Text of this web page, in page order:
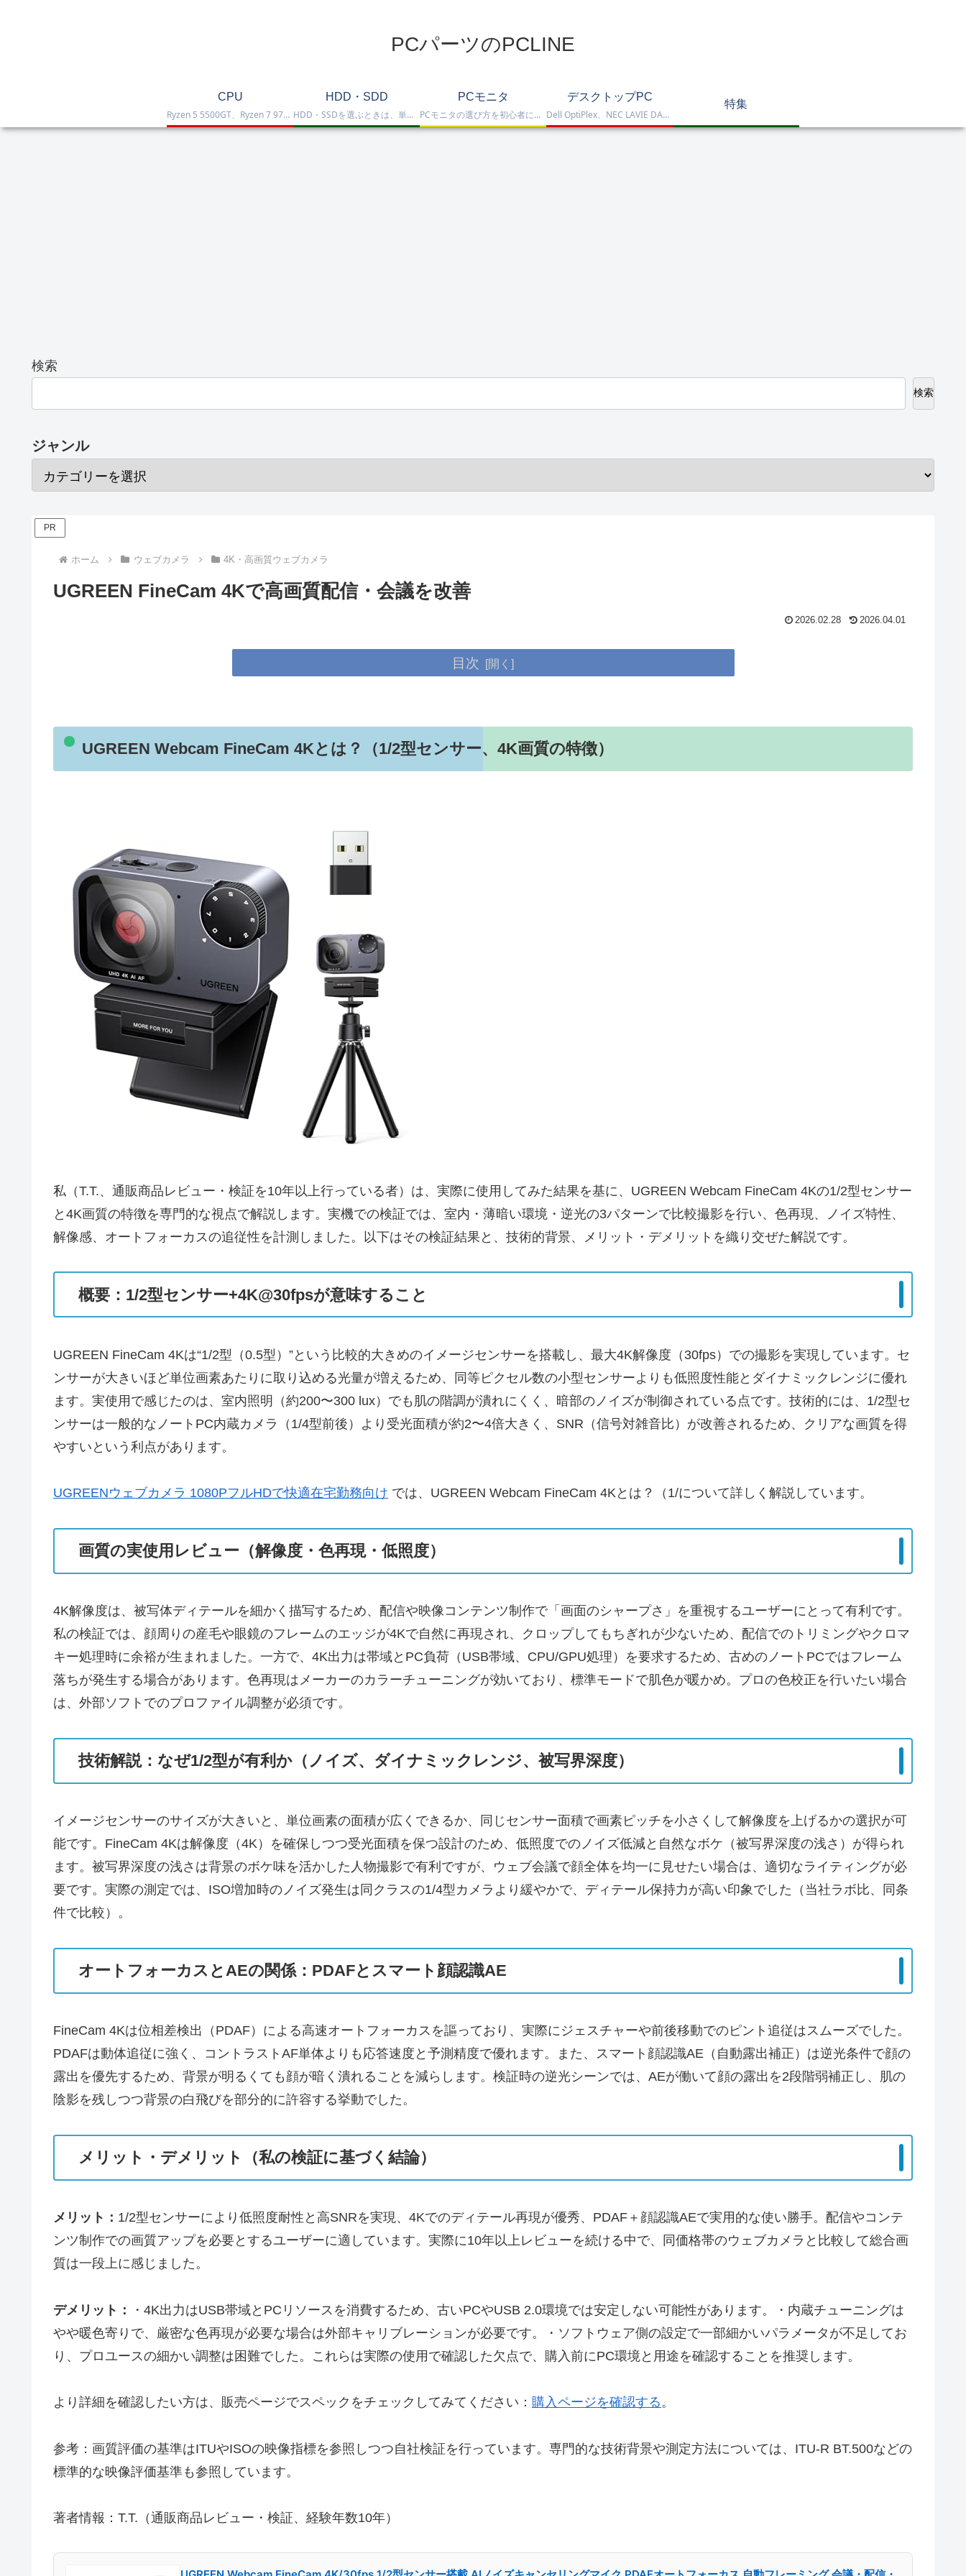
PCパーツのPCLINE
CPU
Ryzen 5 5500GT、Ryzen 7 9700X、Ryzen 7 9800X3D、Core Ultra 7 265K、Core i5-12400などを掲載したCPU一覧です。性能・価格・用途を比較しながら、自作PCやゲーミング向けの最適な1台を選べます。
HDD・SDD
HDD・SSDを選ぶときは、単に容量だけを見るのではなく、保存重視なのか、高速化したいのか、NAS運用なのか、外付けで使いたいのかまで整理して選ぶことが大切です。このカテゴリでは、HDDとSSDの基本的な違いを踏まえつつ、保存容量をしっかり確保したい方向けのHDD、高速起動や作業効率を重視したい方向けのSSD、さらにNAS向けHDDやNVMe SSD、SATA SSD、外付けストレージまで比較しや…
PCモニタ
PCモニタの選び方を初心者にも分かりやすく解説。ゲーミングモニタ、4K・高画質モニタ、モバイルモニタ、仕事・普段使い向けモニタまで、用途別に比較しやすくまとめています。
デスクトップPC
Dell OptiPlex、NEC LAVIE DA770、HP DT 24-cr2000、ASUS V470VAK、Dell 24 AIO EC24250などを掲載したデスクトップPC一覧です。一体型や整備済み品を比較しながら、用途に合うモデルを選べます。
特集
検索
検索
ジャンル
PR
ホーム ウェブカメラ 4K・高画質ウェブカメラ
UGREEN FineCam 4Kで高画質配信・会議を改善
2026.02.28 2026.04.01
目次
UGREEN Webcam FineCam 4Kとは？（1/2型センサー、4K画質の特徴）
私（T.T.、通販商品レビュー・検証を10年以上行っている者）は、実際に使用してみた結果を基に、UGREEN Webcam FineCam 4Kの1/2型センサー
と4K画質の特徴を専門的な視点で解説します。実機での検証では、室内・薄暗い環境・逆光の3パターンで比較撮影を行い、色再現、ノイズ特性、
解像感、オートフォーカスの追従性を計測しました。以下はその検証結果と、技術的背景、メリット・デメリットを織り交ぜた解説です。
概要：1/2型センサー+4K@30fpsが意味すること
UGREEN FineCam 4Kは“1/2型（0.5型）”という比較的大きめのイメージセンサーを搭載し、最大4K解像度（30fps）での撮影を実現しています。セ
ンサーが大きいほど単位画素あたりに取り込める光量が増えるため、同等ピクセル数の小型センサーよりも低照度性能とダイナミックレンジに優れ
ます。実使用で感じたのは、室内照明（約200〜300 lux）でも肌の階調が潰れにくく、暗部のノイズが制御されている点です。技術的には、1/2型セ
ンサーは一般的なノートPC内蔵カメラ（1/4型前後）より受光面積が約2〜4倍大きく、SNR（信号対雑音比）が改善されるため、クリアな画質を得
やすいという利点があります。
UGREENウェブカメラ 1080PフルHDで快適在宅勤務向け では、UGREEN Webcam FineCam 4Kとは？（1/について詳しく解説しています。
画質の実使用レビュー（解像度・色再現・低照度）
4K解像度は、被写体ディテールを細かく描写するため、配信や映像コンテンツ制作で「画面のシャープさ」を重視するユーザーにとって有利です。
私の検証では、顔周りの産毛や眼鏡のフレームのエッジが4Kで自然に再現され、クロップしてもちぎれが少ないため、配信でのトリミングやクロマ
キー処理時に余裕が生まれました。一方で、4K出力は帯域とPC負荷（USB帯域、CPU/GPU処理）を要求するため、古めのノートPCではフレーム
落ちが発生する場合があります。色再現はメーカーのカラーチューニングが効いており、標準モードで肌色が暖かめ。プロの色校正を行いたい場合
は、外部ソフトでのプロファイル調整が必須です。
技術解説：なぜ1/2型が有利か（ノイズ、ダイナミックレンジ、被写界深度）
イメージセンサーのサイズが大きいと、単位画素の面積が広くできるか、同じセンサー面積で画素ピッチを小さくして解像度を上げるかの選択が可
能です。FineCam 4Kは解像度（4K）を確保しつつ受光面積を保つ設計のため、低照度でのノイズ低減と自然なボケ（被写界深度の浅さ）が得られ
ます。被写界深度の浅さは背景のボケ味を活かした人物撮影で有利ですが、ウェブ会議で顔全体を均一に見せたい場合は、適切なライティングが必
要です。実際の測定では、ISO増加時のノイズ発生は同クラスの1/4型カメラより緩やかで、ディテール保持力が高い印象でした（当社ラボ比、同条
件で比較）。
オートフォーカスとAEの関係：PDAFとスマート顔認識AE
FineCam 4Kは位相差検出（PDAF）による高速オートフォーカスを謳っており、実際にジェスチャーや前後移動でのピント追従はスムーズでした。
PDAFは動体追従に強く、コントラストAF単体よりも応答速度と予測精度で優れます。また、スマート顔認識AE（自動露出補正）は逆光条件で顔の
露出を優先するため、背景が明るくても顔が暗く潰れることを減らします。検証時の逆光シーンでは、AEが働いて顔の露出を2段階弱補正し、肌の
陰影を残しつつ背景の白飛びを部分的に許容する挙動でした。
メリット・デメリット（私の検証に基づく結論）
メリット： 1/2型センサーにより低照度耐性と高SNRを実現、4Kでのディテール再現が優秀、PDAF＋顔認識AEで実用的な使い勝手。配信やコンテ
ンツ制作での画質アップを必要とするユーザーに適しています。実際に10年以上レビューを続ける中で、同価格帯のウェブカメラと比較して総合画
質は一段上に感じました。
デメリット：
・4K出力はUSB帯域とPCリソースを消費するため、古いPCやUSB 2.0環境では安定しない可能性があります。・内蔵チューニングは
やや暖色寄りで、厳密な色再現が必要な場合は外部キャリブレーションが必要です。・ソフトウェア側の設定で一部細かいパラメータが不足してお
り、プロユースの細かい調整は困難でした。これらは実際の使用で確認した欠点で、購入前にPC環境と用途を確認することを推奨します。
より詳細を確認したい方は、販売ページでスペックをチェックしてみてください： 購入ページを確認する。
参考：画質評価の基準はITUやISOの映像指標を参照しつつ自社検証を行っています。専門的な技術背景や測定方法については、ITU-R BT.500などの
標準的な映像評価基準も参照しています。
著者情報：T.T.（通販商品レビュー・検証、経験年数10年）